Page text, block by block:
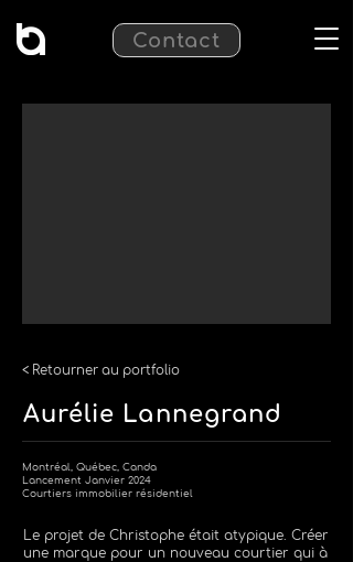
Contact
< Retourner au portfolio
Aurélie Lannegrand
Montréal, Québec, Canda
Lancement Janvier 2024
Courtiers immobilier résidentiel
Le projet de Christophe était atypique. Créer
une marque pour un nouveau courtier qui à